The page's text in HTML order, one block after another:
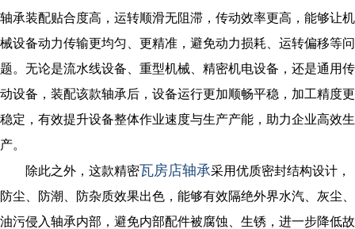
轴承装配贴合度高，运转顺滑无阻滞，传动效率更高，能够让机
械设备动力传输更均匀、更精准，避免动力损耗、运转偏移等问
题。无论是流水线设备、重型机械、精密机电设备，还是通用传
动设备，装配该款轴承后，设备运行更加顺畅平稳，加工精度更
稳定，有效提升设备整体作业速度与生产产能，助力企业高效生
产。
除此之外，这款精密瓦房店轴承采用优质密封结构设计，
防尘、防潮、防杂质效果出色，能够有效隔绝外界水汽、灰尘、
油污侵入轴承内部，避免内部配件被腐蚀、生锈，进一步降低故